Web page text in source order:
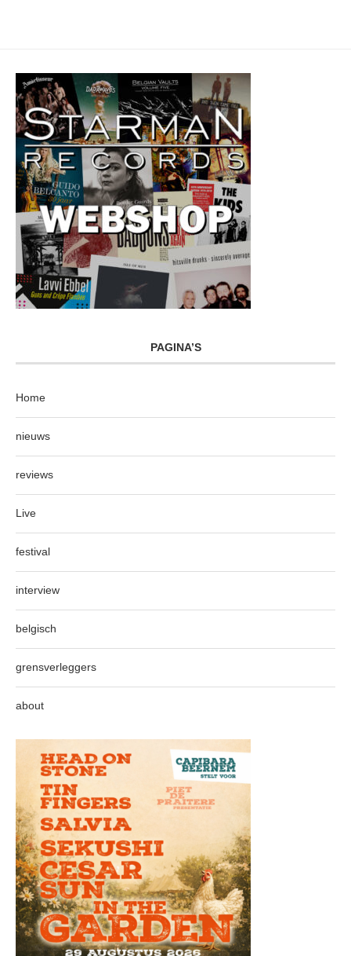
PAGINA’S
Home
nieuws
reviews
Live
festival
interview
belgisch
grensverleggers
about